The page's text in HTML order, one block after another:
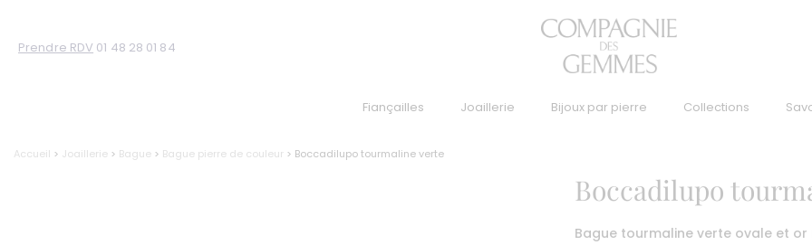
Prendre RDV 01 48 28 01 84
Fiançailles Joaillerie Bijoux par pierre Collections
Accueil > Joaillerie > Bague > Bague pierre de couleur > Boccadilupo tourmaline verte
Boccadilupo
Bague tourmaline verte ovale et or